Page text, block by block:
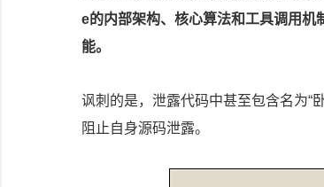
e的内部架构、核心算法和工具调用机
能。
讽刺的是，泄露代码中甚至包含名为
阻止自身源码泄露。